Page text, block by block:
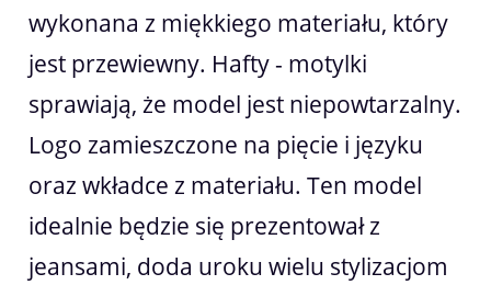
wykonana z miękkiego materiału, który
jest przewiewny. Hafty - motylki
sprawiają, że model jest niepowtarzalny.
Logo zamieszczone na pięcie i języku
oraz wkładce z materiału. Ten model
idealnie będzie się prezentował z
jeansami, doda uroku wielu stylizacjom